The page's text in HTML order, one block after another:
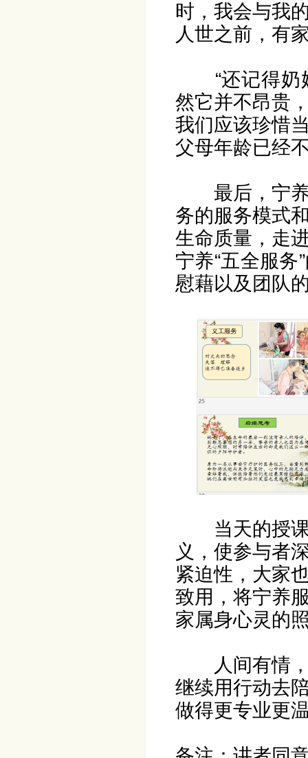
时，我会与我
人世之前，有
“还记得
然它并不昂贵
我们应该珍惜
父母年龄已经
最后，宁
务的服务模式
生命质量，走
宁养“五全服
慰藉以及团队
当天的授
义，使参与者
紧迫性，大家
致用，将宁养
家属身心灵的
人间有情
继续用行动去
做得更专业更